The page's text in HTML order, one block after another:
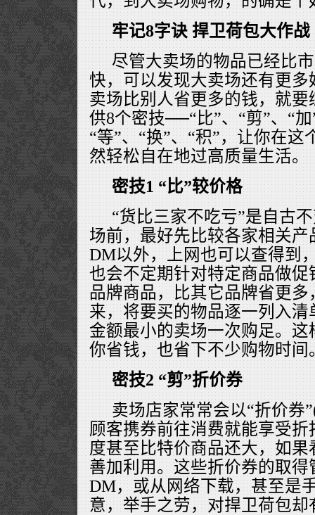
牢记8字诀 捍卫荷包大作战
尽管大卖场的物品已经比
快，可以发现大卖场还有更
卖场比别人省更多的钱，就
供8个密技──“比”、“剪”、“加
“等”、“换”、“积”，让你在
然轻松自在地过高质量生活。
密技1 “比”较价格
“货比三家不吃亏”是自古
场前，最好先比较各家相关
DM以外，上网也可以查得到
也会不定期针对特定商品做
品牌商品，比其它品牌省更
来，将要买的物品逐一列入
金额最小的卖场一次购足。
你省钱，也省下不少购物时间
密技2 “剪”折价券
卖场店家常常会以“折价券
顾客携券前往消费就能享受
度甚至比特价商品还大，如
善加利用。这些折价券的取
DM，或从网络下载，甚至是
意，举手之劳，对捍卫荷包却